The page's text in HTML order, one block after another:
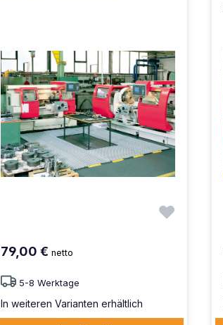
79,00 € netto
5-8 Werktage
In weiteren Varianten erhältlich